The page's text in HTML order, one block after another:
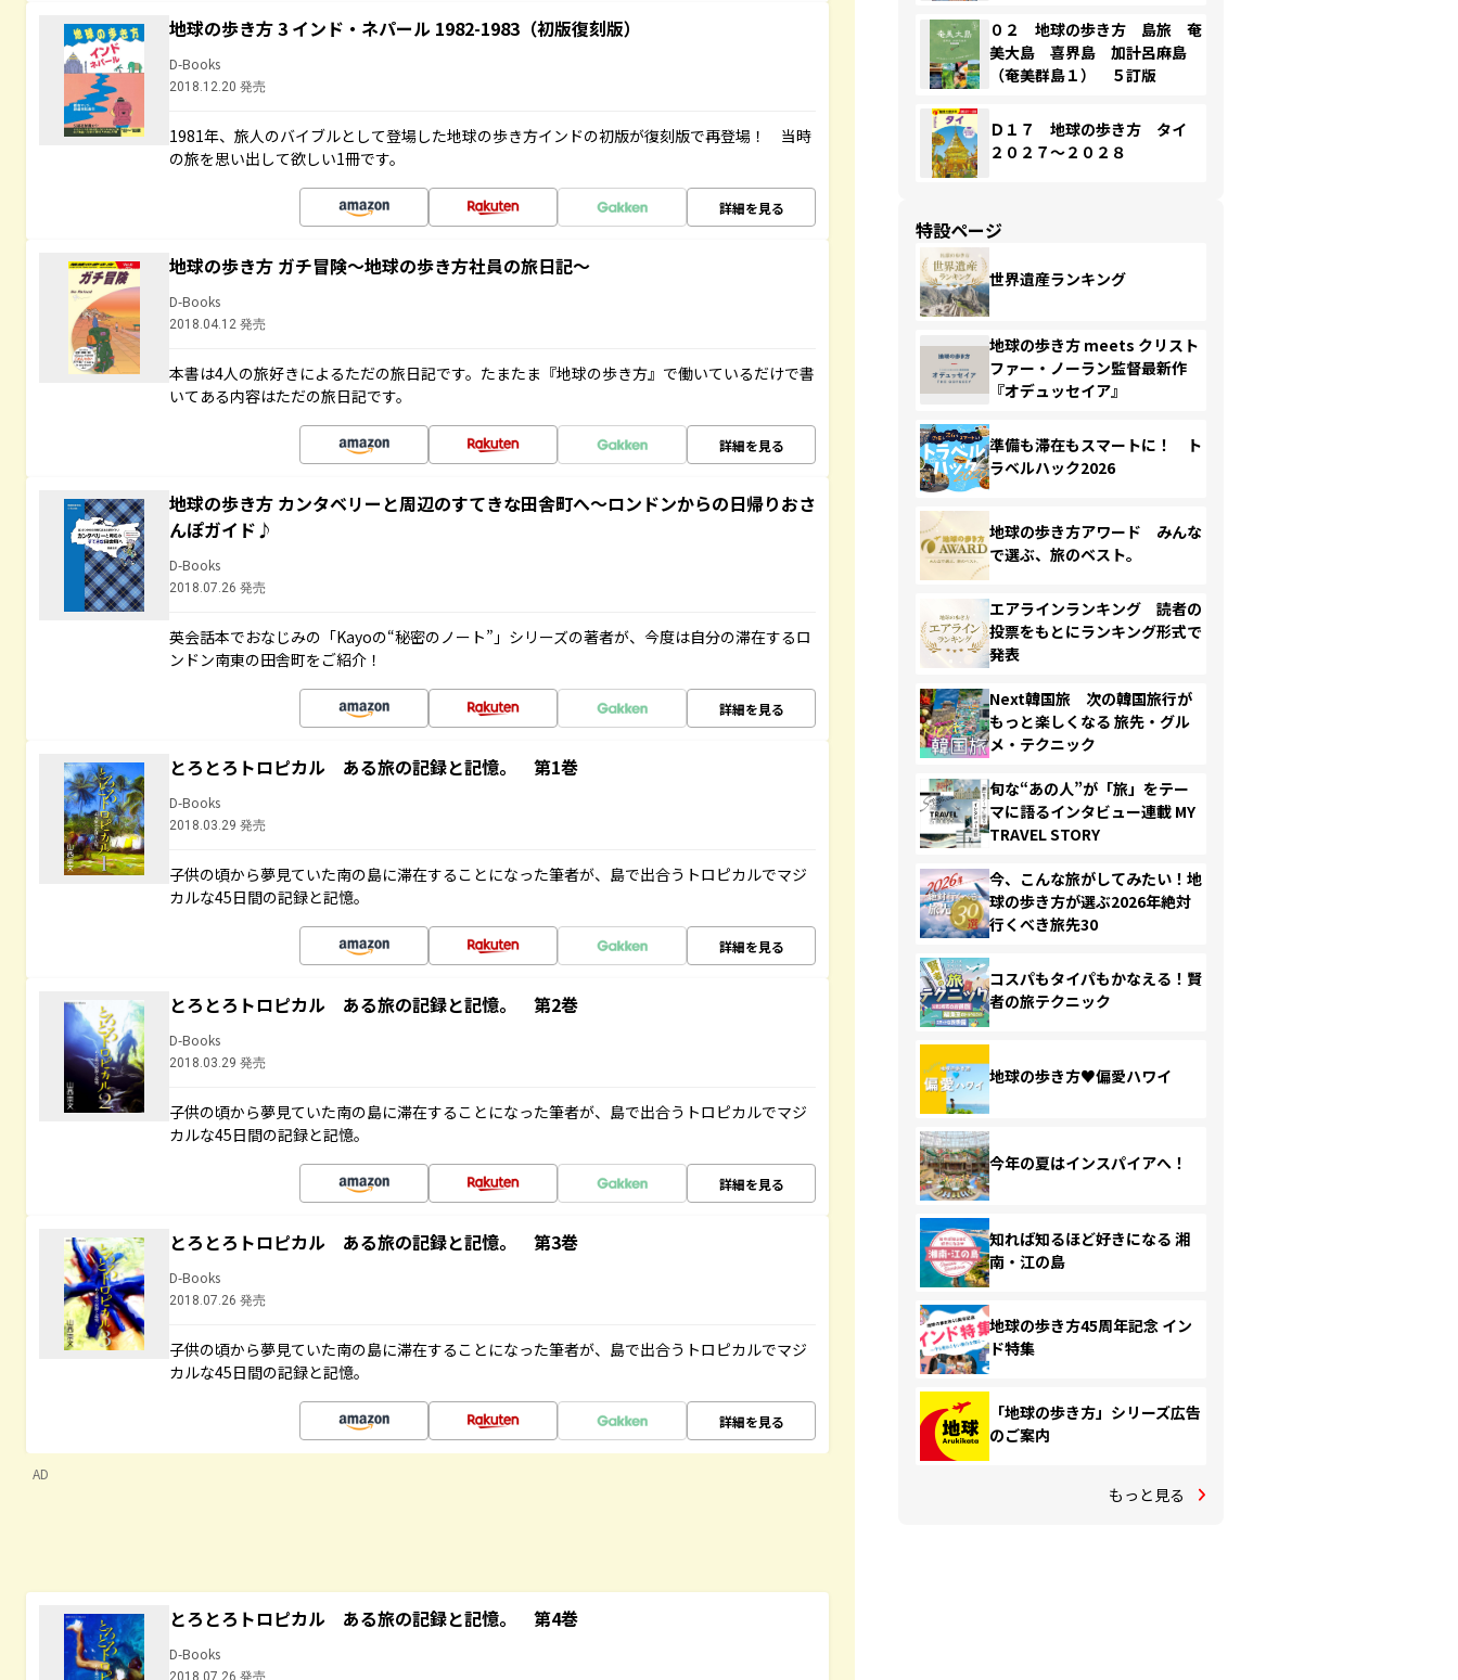
地球の歩き方 3 インド・ネパール 1982-1983（初版復刻版）
D-Books
2018.12.20 発売
1981年、旅人のバイブルとして登場した地球の歩き方インドの初版が復刻版で再登場！ 当時
の旅を思い出して欲しい1冊です。
詳細を見る
地球の歩き方 ガチ冒険～地球の歩き方社員の旅日記～
D-Books
2018.04.12 発売
本書は4人の旅好きによるただの旅日記です。たまたま『地球の歩き方』で働いているだけで書
いてある内容はただの旅日記です。
詳細を見る
地球の歩き方 カンタベリーと周辺のすてきな田舎町へ～ロンドンからの日帰りおさ
んぽガイド♪
D-Books
2018.07.26 発売
英会話本でおなじみの「Kayoの“秘密のノート”」シリーズの著者が、今度は自分の滞在するロ
ンドン南東の田舎町をご紹介！
詳細を見る
とろとろトロピカル ある旅の記録と記憶。 第1巻
D-Books
2018.03.29 発売
子供の頃から夢見ていた南の島に滞在することになった筆者が、島で出合うトロピカルでマジ
カルな45日間の記録と記憶。
詳細を見る
とろとろトロピカル ある旅の記録と記憶。 第2巻
D-Books
2018.03.29 発売
子供の頃から夢見ていた南の島に滞在することになった筆者が、島で出合うトロピカルでマジ
カルな45日間の記録と記憶。
詳細を見る
とろとろトロピカル ある旅の記録と記憶。 第3巻
D-Books
2018.07.26 発売
子供の頃から夢見ていた南の島に滞在することになった筆者が、島で出合うトロピカルでマジ
カルな45日間の記録と記憶。
詳細を見る
AD
とろとろトロピカル ある旅の記録と記憶。 第4巻
D-Books
2018.07.26 発売
０２ 地球の歩き方 島旅 奄
美大島 喜界島 加計呂麻島
（奄美群島１） ５訂版
Ｄ１７ 地球の歩き方 タイ
２０２７～２０２８
特設ページ
世界遺産ランキング
地球の歩き方 meets クリスト
ファー・ノーラン監督最新作
『オデュッセイア』
準備も滞在もスマートに！ ト
ラベルハック2026
地球の歩き方アワード みんな
で選ぶ、旅のベスト。
エアラインランキング 読者の
投票をもとにランキング形式で
発表
Next韓国旅 次の韓国旅行が
もっと楽しくなる 旅先・グル
メ・テクニック
旬な“あの人”が「旅」をテー
マに語るインタビュー連載 MY
TRAVEL STORY
今、こんな旅がしてみたい！地
球の歩き方が選ぶ2026年絶対
行くべき旅先30
コスパもタイパもかなえる！賢
者の旅テクニック
地球の歩き方♥偏愛ハワイ
今年の夏はインスパイアへ！
知れば知るほど好きになる 湘
南・江の島
地球の歩き方45周年記念 イン
ド特集
「地球の歩き方」シリーズ広告
のご案内
もっと見る